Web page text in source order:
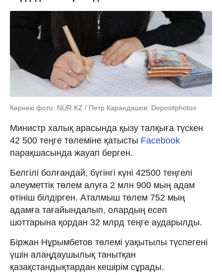
Көрнекі фото: NUR.KZ / Петр Карандашов: Depositphotos
Министр халық арасында қызу талқыға түскен
42 500 теңге төлеміне қатысты Facebook
парақшасында жауап берген.
Белгілі болғандай, бүгінгі күні 42500 теңгелі
әлеуметтік төлем алуға 2 млн 900 мың адам
өтініш білдірген. Аталмыш төлем 752 мың
адамға тағайындалып, олардың есеп
шоттарына қордан 32 млрд теңге аударылды.
Біржан Нұрымбетов төлемі уақытылы түспегені
үшін алаңдаушылық танытқан
қазақстандықтардан кешірім сұрады.